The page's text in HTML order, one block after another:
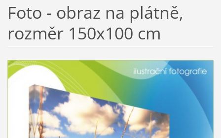
Foto - obraz na plátně,
rozměr 150x100 cm